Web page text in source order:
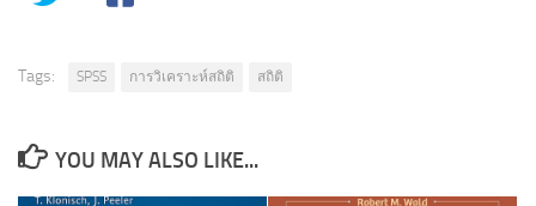
Tags: SPSS การวิเคราะห์สถิติ สถิติ
YOU MAY ALSO LIKE...